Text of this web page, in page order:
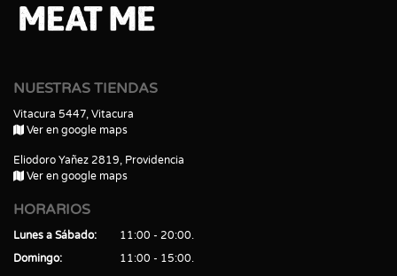
NUESTRAS TIENDAS
Vitacura 5447, Vitacura
Ver en google maps
Eliodoro Yañez 2819, Providencia
Ver en google maps
HORARIOS
Lunes a Sábado
11:00 - 20:00
Domingo
11:00 - 15:00